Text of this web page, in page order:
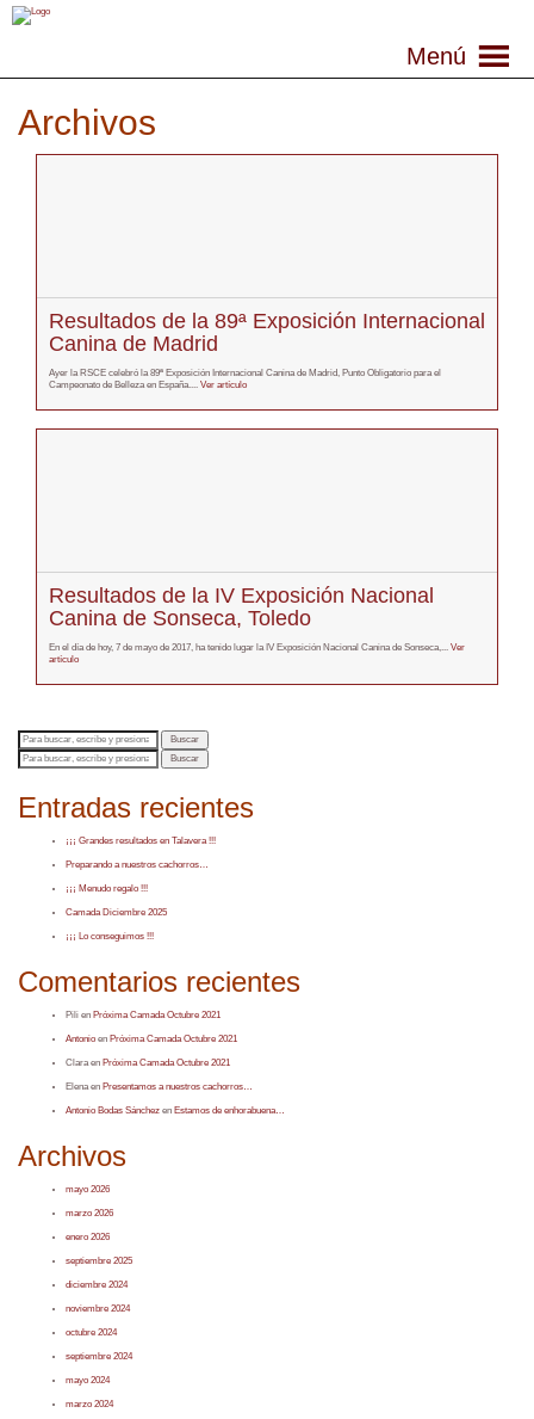
Menú
Archivos
Resultados de la 89ª Exposición Internacional
Canina de Madrid
Ayer la RSCE celebró la 89ª Exposición Internacional Canina de Madrid, Punto Obligatorio para el
Campeonato de Belleza en España.... Ver artículo
Resultados de la IV Exposición Nacional
Canina de Sonseca, Toledo
En el día de hoy, 7 de mayo de 2017, ha tenido lugar la IV Exposición Nacional Canina de Sonseca,... Ver
artículo
Buscar
Buscar
Entradas recientes
¡¡¡ Grandes resultados en Talavera !!!
Preparando a nuestros cachorros…
¡¡¡ Menudo regalo !!!
Camada Diciembre 2025
¡¡¡ Lo conseguimos !!!
Comentarios recientes
Pili en Próxima Camada Octubre 2021
Antonio en Próxima Camada Octubre 2021
Claraen Próxima Camada Octubre 2021
Elenaen Presentamos a nuestros cachorros…
Antonio Bodas Sánchez en Estamos de enhorabuena…
Archivos
mayo 2026
marzo 2026
enero 2026
septiembre 2025
diciembre 2024
noviembre 2024
octubre 2024
septiembre 2024
mayo 2024
marzo 2024